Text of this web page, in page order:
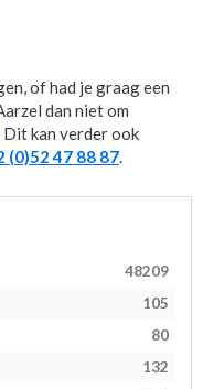
of had je graag een
dan niet om
Dit kan verder ook
(0)52 47 88 87.
48209
105
80
132